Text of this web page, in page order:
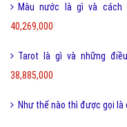
Màu nước là gì và
40,269,000
Tarot là gì và những
38,885,000
Như thế nào thì được gọi là